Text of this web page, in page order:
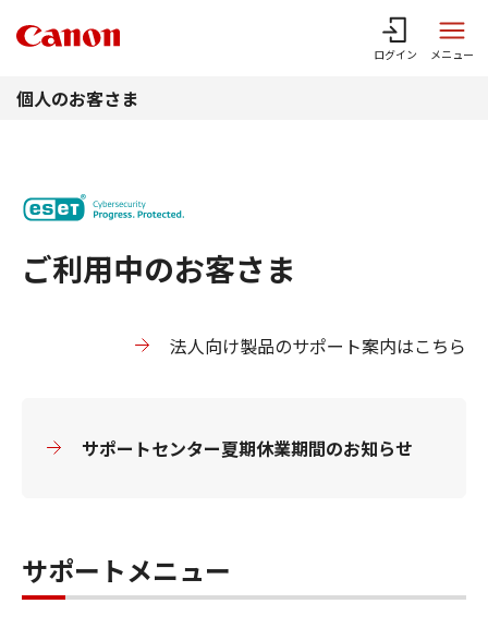
ログイン メニュー
個人のお客さま
ご利用中のお客さま
法人向け製品のサポート案内はこちら
サポートセンター夏期休業期間のお知らせ
サポートメニュー